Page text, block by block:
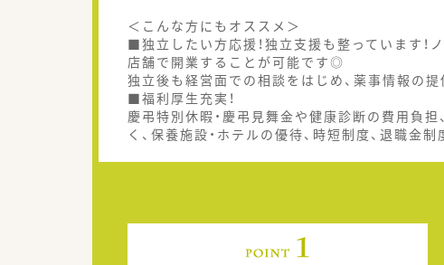
＜こんな方にもオススメ＞
■独立したい方応援！独立支援も整っています！
店舗で開業することが可能です◎
独立後も経営面での相談をはじめ、薬事情報の提
■福利厚生充実！
慶弔特別休暇・慶弔見舞金や健康診断の費用負
く、保養施設・ホテルの優待、時短制度、退職金